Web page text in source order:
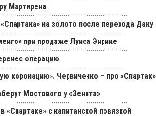
Мартирена
на золото после перехода Даку
при продаже Луиса Энрике
операцию
коронацию». Червиченко – про «Спартак»
Мостового у «Зенита»
с капитанской повязкой